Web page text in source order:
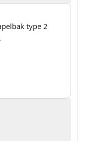
type 2